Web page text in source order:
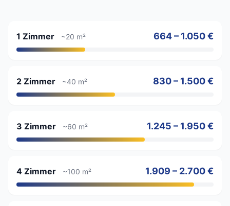
1 Zimmer ~20 m² 664 – 1.050 €
2 Zimmer ~40 m² 830 – 1.500 €
3 Zimmer ~60 m² 1.245 – 1.950 €
4 Zimmer ~100 m² 1.909 – 2.700 €